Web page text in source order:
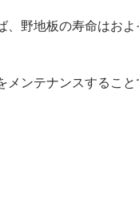
、野地板の寿命はお
メンテナンスするこ